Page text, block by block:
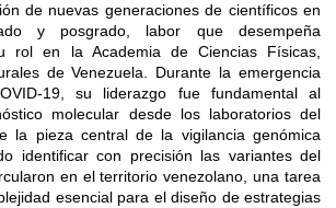
de nuevas generaciones de científicos en
y posgrado, labor que desempeña
rol en la Academia de Ciencias Físicas,
de Venezuela. Durante la emergencia
19, su liderazgo fue fundamental al
molecular desde los laboratorios del
la pieza central de la vigilancia genómica
identificar con precisión las variantes del
en el territorio venezolano, una tarea
esencial para el diseño de estrategias